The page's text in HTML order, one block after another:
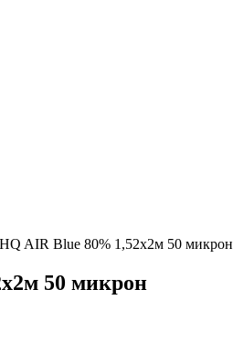
AIR Blue 80% 1,52x2м 50 микрон
50 микрон